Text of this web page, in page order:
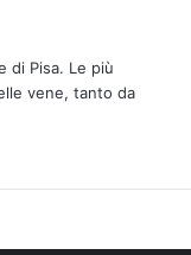
di Pisa. Le più
vene, tanto da